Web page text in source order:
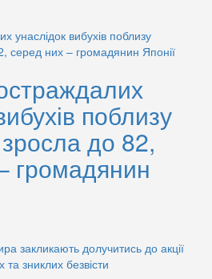
поблизу
до 82,
громадянин